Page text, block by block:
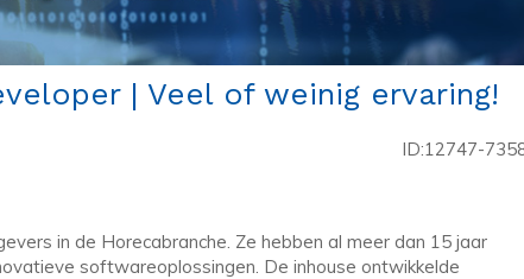
| Veel of weinig ervaring!
ID:12747-
in de Horecabranche. Ze hebben al meer dan 15 jaar
softwareoplossingen. De inhouse ontwikkelde